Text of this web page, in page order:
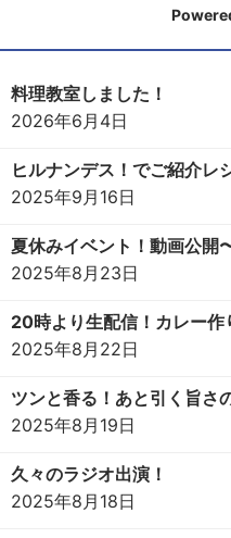
料理教室しました！
2026年6月4日
ヒルナンデス！でご紹介レ
2025年9月16日
夏休みイベント！動画公開
2025年8月23日
20時より生配信！カレー作
2025年8月22日
ツンと香る！あと引く旨さ
2025年8月19日
久々のラジオ出演！
2025年8月18日